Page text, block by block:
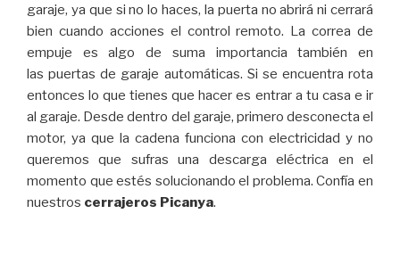
garaje, ya que si no lo haces, la puerta no abrirá ni cerrará
bien cuando acciones el control remoto. La correa de
empuje es algo de suma importancia también en
las puertas de garaje automáticas. Si se encuentra rota
entonces lo que tienes que hacer es entrar a tu casa e ir
al garaje. Desde dentro del garaje, primero desconecta el
motor, ya que la cadena funciona con electricidad y no
queremos que sufras una descarga eléctrica en el
momento que estés solucionando el problema. Confía en
nuestros cerrajeros Picanya.